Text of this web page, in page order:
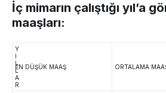
İç mimarın çalıştığı yıl’a
maaşları:
Y
L
L
A
R
EN DÜŞÜK MAAŞ ORTALAMA